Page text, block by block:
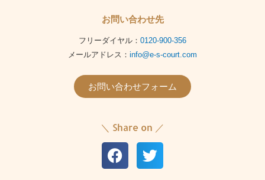
お問い合わせ先
フリーダイヤル： 0120-900-356
メールアドレス： info@e-s-court.com
お問い合わせフォーム
＼ Share on ／